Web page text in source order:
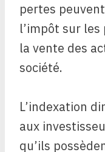
pertes
l’impôt sur
la vente des
société.
L’indexation
aux
qu’ils